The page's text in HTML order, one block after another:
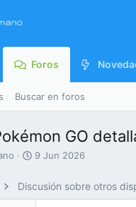
Foros
Buscar en foros
GO
F
h
9 Jun 2026
Discusión sobre otros